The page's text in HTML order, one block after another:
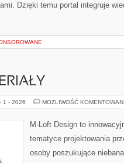
Dzięki temu portal integruje
1 - 2026 MOŻLIWOŚĆ
M-Loft Design to
tematyce projektowania
osoby poszukujące